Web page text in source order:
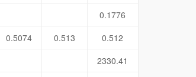
0.1776
0.5074 0.513
0.512
2330.41